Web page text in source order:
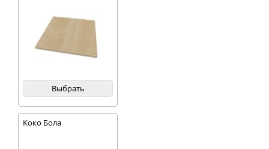
Выбрать
Коко Бола